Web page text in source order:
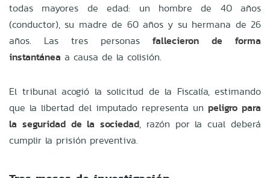
todas mayores de edad: un hombre de 40 años
(conductor), su madre de 60 años y su hermana de 26
años. Las tres personas fallecieron de forma
instantánea a causa de la colisión.
El tribunal acogió la solicitud de la Fiscalía, estimando
que la libertad del imputado representa un peligro para
la seguridad de la sociedad, razón por la cual deberá
cumplir la prisión preventiva.